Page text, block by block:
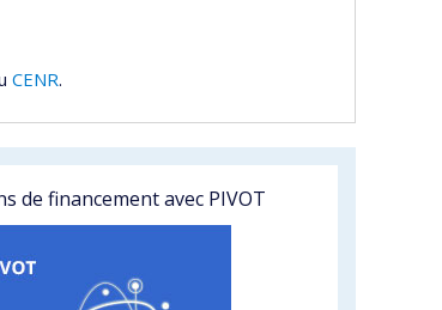
CENR.
de financement avec PIVOT